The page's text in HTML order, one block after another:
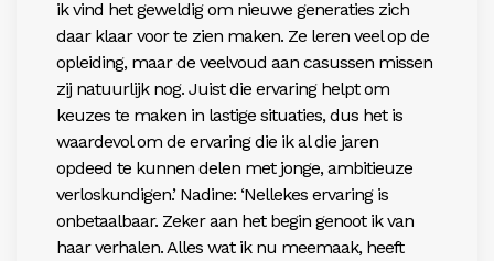
ik vind het geweldig om nieuwe generaties zich
daar klaar voor te zien maken. Ze leren veel op de
opleiding, maar de veelvoud aan casussen missen
zij natuurlijk nog. Juist die ervaring helpt om
keuzes te maken in lastige situaties, dus het is
waardevolom de ervaring die ik al die jaren
opdeed te kunnen delen met jonge, ambitieuze
verloskundigen.’ Nadine: ‘Nellekes ervaring is
onbetaalbaar. Zeker aan het begin genoot ik van
haar verhalen. Alles wat ik nu meemaak, heeft